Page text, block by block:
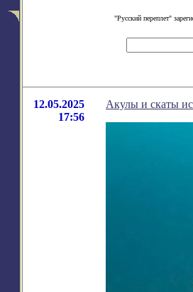
"Русский переплет"
12.05.2025
17:56
Акулы и скаты